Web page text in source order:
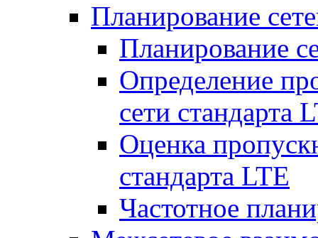
Планирование
Планирование
Определение
сети стандарта
Оценка
стандарта LTE
Частотное